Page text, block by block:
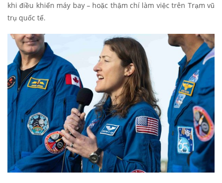
khi điều khiển máy bay – hoặc thậm chí làm việc trên Trạm vũ
trụ quốc tế.